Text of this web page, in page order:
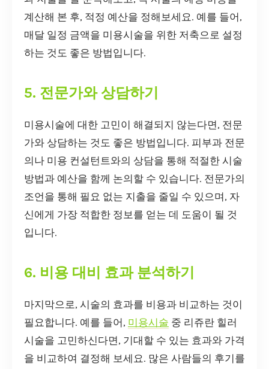
계산해 본 후, 적정 예산을 정해보세요. 예를 들어,
매달 일정 금액을 미용시술을 위한 저축으로 설정
하는 것도 좋은 방법입니다.
5. 전문가와 상담하기
미용시술에 대한 고민이 해결되지 않는다면, 전문
가와 상담하는 것도 좋은 방법입니다. 피부과 전문
의나 미용 컨설턴트와의 상담을 통해 적절한 시술
방법과 예산을 함께 논의할 수 있습니다. 전문가의
조언을 통해 필요 없는 지출을 줄일 수 있으며, 자
신에게 가장 적합한 정보를 얻는 데 도움이 될 것
입니다.
6. 비용 대비 효과 분석하기
마지막으로, 시술의 효과를 비용과 비교하는 것이
필요합니다. 예를 들어, 미용시술 중 리쥬란 힐러
시술을 고민하신다면, 기대할 수 있는 효과와 가격
을 비교하여 결정해 보세요. 많은 사람들의 후기를